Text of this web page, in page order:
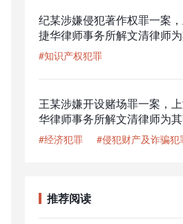
纪某涉嫌侵犯著作权罪一案
捷华律师事务所解文清律师
护，公安机关撤回起诉意见，
关解除取保候审
#知识产权犯罪
王某涉嫌开设赌场罪一案，
华律师事务所解文清律师为
获从轻的良好结果
#经济犯罪 #侵犯财产及诈骗犯
推荐阅读